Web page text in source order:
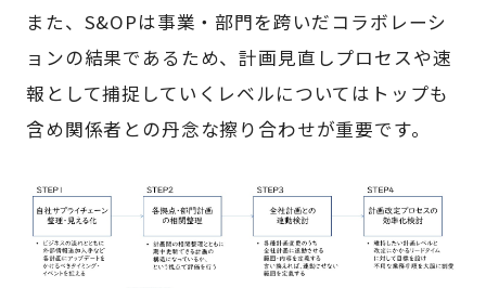
また、S&OPは事業・部門を跨いだコラボレーシ
ョンの結果であるため、計画見直しプロセスや速
報として捕捉していくレベルについてはトップも
含め関係者との丹念な擦り合わせが重要です。